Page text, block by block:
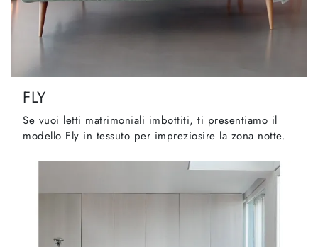
FLY
Se vuoi letti matrimoniali imbottiti, ti presentiamo il
modello Fly in tessuto per impreziosire la zona notte.